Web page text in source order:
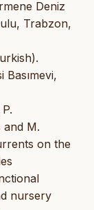
Deniz
Trabzon,
Basımevi,
and M.
on the
nursery